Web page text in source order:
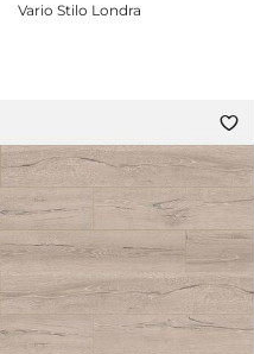
Vario Stilo Londra